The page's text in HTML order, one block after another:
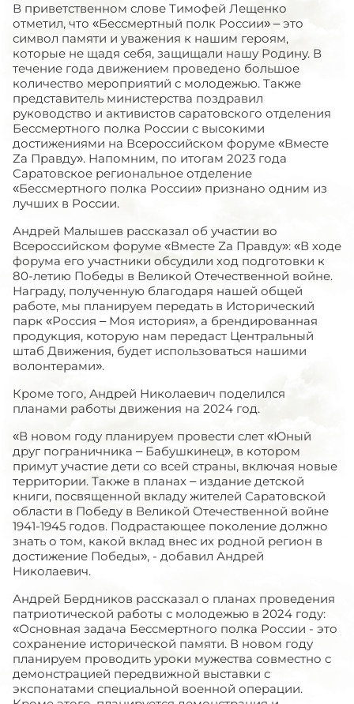
В приветственном слове Тимофей Лещенко
отметил, что «Бессмертный полк России» – это
символ памяти и уважения к нашим героям,
которые не щадя себя, защищали нашу Родину. В
течение года движением проведено большое
количество мероприятий с молодежью. Также
представитель министерства поздравил
руководство и активистов саратовского отделения
Бессмертного полка России с высокими
достижениями на Всероссийском форуме «Вместе
Zа Правду». Напомним, по итогам 2023 года
Саратовское региональное отделение
«Бессмертного полка России» признано одним из
лучших в России.
Андрей Малышев рассказал об участии во
Всероссийском форуме «Вместе Zа Правду»: «В ходе
форума его участники обсудили ход подготовки к
80-летию Победы в Великой Отечественной войне.
Награду, полученную благодаря нашей общей
работе, мы планируем передать в Исторический
парк «Россия – Моя история», а брендированная
продукция, которую нам передаст Центральный
штаб Движения, будет использоваться нашими
волонтерами».
Кроме того, Андрей Николаевич поделился
планами работы движения на 2024 год.
«В новом году планируем провести слет «Юный
друг пограничника – Бабушкинец», в котором
примут участие дети со всей страны, включая новые
территории. Также в планах – издание детской
книги, посвященной вкладу жителей Саратовской
области в Победу в Великой Отечественной войне
1941-1945 годов. Подрастающее поколение должно
знать о том, какой вклад внес их родной регион в
достижение Победы», - добавил Андрей
Николаевич.
Андрей Бердников рассказал о планах проведения
патриотической работы с молодежью в 2024 году:
«Основная задача Бессмертного полка России - это
сохранение исторической памяти. В новом году
планируем проводить уроки мужества совместно с
демонстрацией передвижной выставки с
экспонатами специальной военной операции.